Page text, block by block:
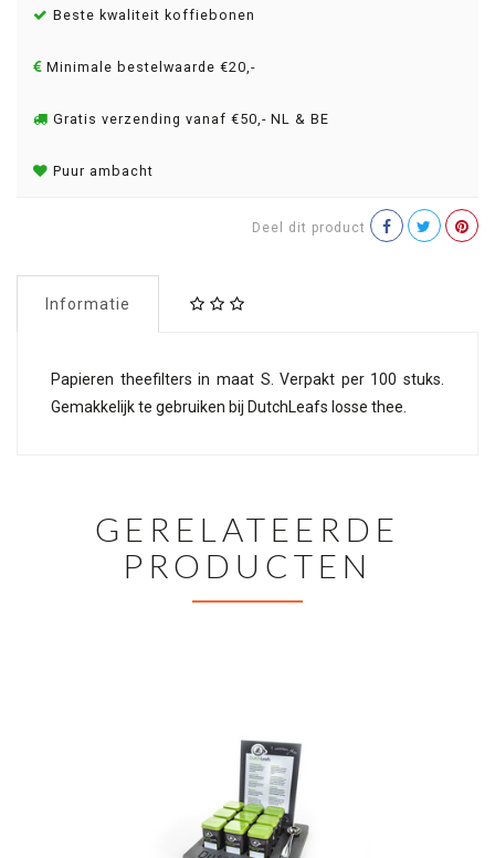
Beste kwaliteit koffiebonen
Minimale bestelwaarde €20,-
Gratis verzending vanaf €50,- NL & BE
Puur ambacht
Deel dit product
Informatie
Papieren theefilters in maat S. Verpakt per 100 stuks.
Gemakkelijk te gebruiken bij DutchLeafs losse thee.
GERELATEERDE
PRODUCTEN